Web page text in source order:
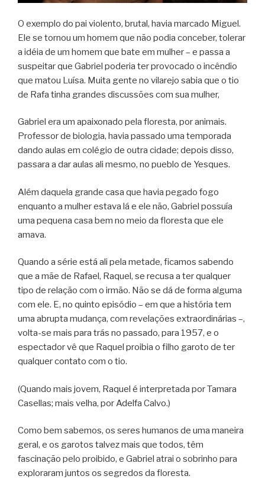
O exemplo do pai violento, brutal, havia marcado Miguel.
Ele se tornou um homem que não podia conceber, tolerar
a idéia de um homem que bate em mulher – e passa a
suspeitar que Gabriel poderia ter provocado o incêndio
que matou Luísa. Muita gente no vilarejo sabia que o tio
de Rafa tinha grandes discussões com sua mulher,
Gabriel era um apaixonado pela floresta, por animais.
Professor de biologia, havia passado uma temporada
dando aulas em colégio de outra cidade; depois disso,
passara a dar aulas ali mesmo, no pueblo de Yesques.
Além daquela grande casa que havia pegado fogo
enquanto a mulher estava lá e ele não, Gabriel possuía
uma pequena casa bem no meio da floresta que ele
amava.
Quando a série está ali pela metade, ficamos sabendo
que a mãe de Rafael, Raquel, se recusa a ter qualquer
tipo de relação com o irmão. Não se dá de forma alguma
com ele. E, no quinto episódio – em que a história tem
uma abrupta mudança, com revelações extraordinárias –,
volta-se mais para trás no passado, para 1957, e o
espectador vê que Raquel proibia o filho garoto de ter
qualquer contato com o tio.
(Quando mais jovem, Raquel é interpretada por Tamara
Casellas; mais velha, por Adelfa Calvo.)
Como bem sabemos, os seres humanos de uma maneira
geral, e os garotos talvez mais que todos, têm
fascinação pelo proibido, e Gabriel atrai o sobrinho para
exploraram juntos os segredos da floresta.